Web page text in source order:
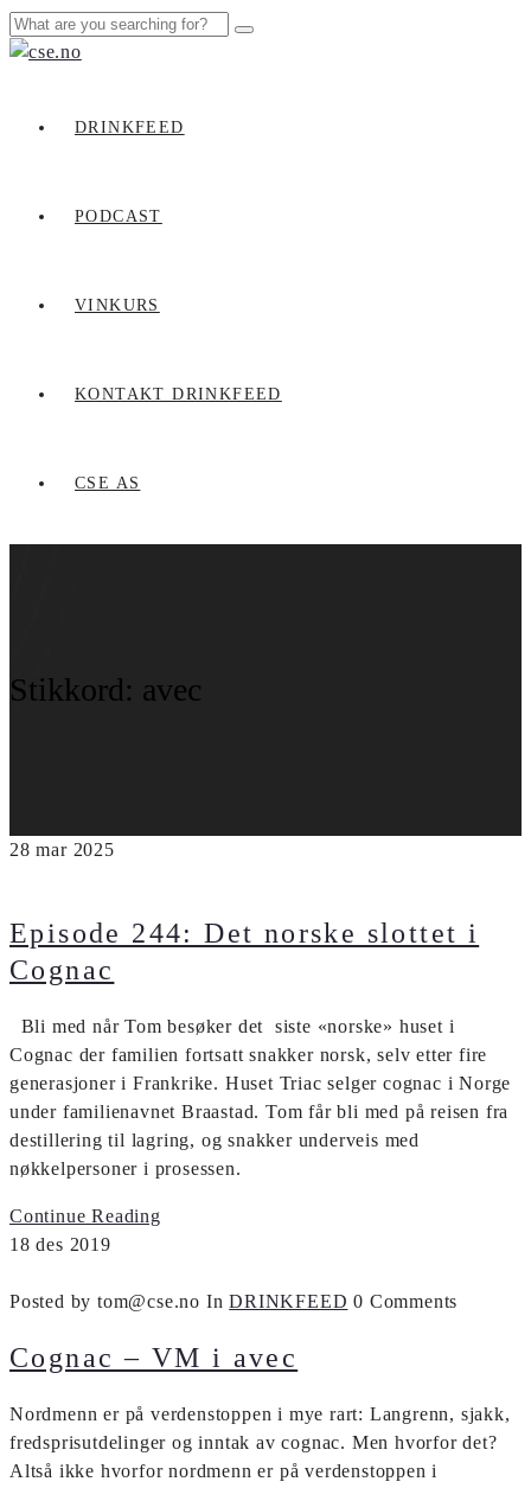
DRINKFEED
PODCAST
VINKURS
KONTAKT DRINKFEED
CSE AS
Stikkord: avec
28 mar 2025
Episode 244: Det norske slottet i
Cognac
Bli med når Tom besøker det siste «norske» huset i
Cognac der familien fortsatt snakker norsk, selv etter fire
generasjoner i Frankrike. Huset Triac selger cognac i Norge
under familienavnet Braastad. Tom får bli med på reisen fra
destillering til lagring, og snakker underveis med
nøkkelpersoner i prosessen.
Continue Reading
18 des 2019
Posted by tom@cse.no InDRINKFEED 0 Comments
Cognac – VM i avec
Nordmenn er på verdenstoppen i mye rart: Langrenn, sjakk,
fredsprisutdelinger og inntak av cognac. Men hvorfor det?
Altså ikke hvorfor nordmenn er på verdenstoppen i